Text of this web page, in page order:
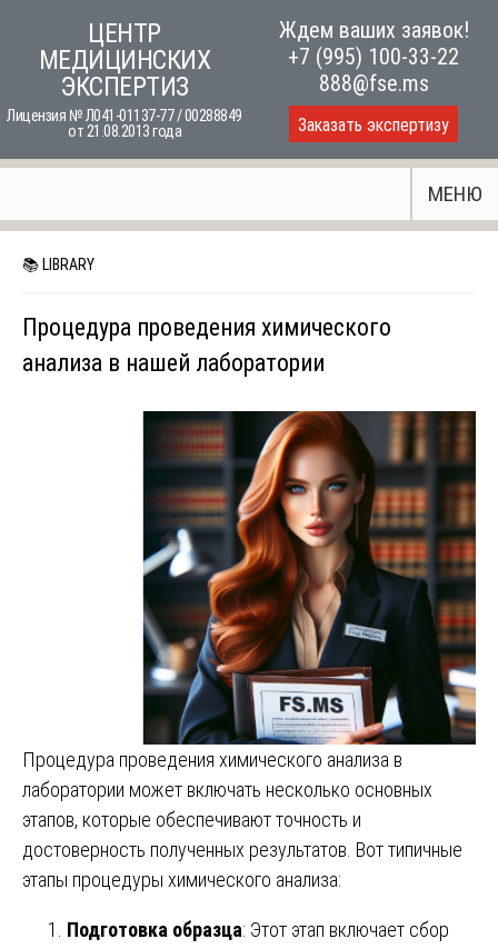
content
ЦЕНТР
МЕДИЦИНСКИХ
ЭКСПЕРТИЗ
Лицензия № Л041-01137-77 / 00288849
от 21.08.2013 года
Ждем ваших заявок!
+7 (995) 100-33-22
888@fse.ms
Заказать экспертизу
МЕНЮ
📚 LIBRARY
Процедура проведения химического
анализа в нашей лаборатории
Процедура проведения химического анализа в
лаборатории может включать несколько основных
этапов, которые обеспечивают точность и
достоверность полученных результатов. Вот типичные
этапы процедуры химического анализа:
Подготовка образца: Этот этап включает сбор